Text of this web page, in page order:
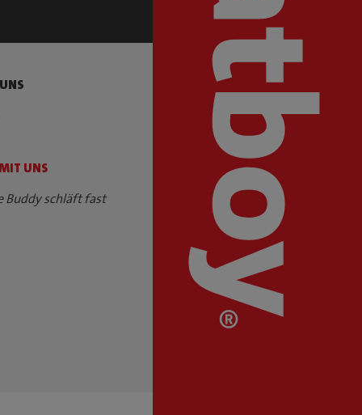
UNS
Buddy schläft fast